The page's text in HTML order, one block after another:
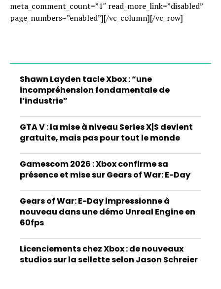
meta_comment_count=”1″ read_more_link=”disabled”
page_numbers=”enabled”][/vc_column][/vc_row]
Shawn Layden tacle Xbox : “une
incompréhension fondamentale de
l’industrie”
GTA V : la mise à niveau Series X|S devient
gratuite, mais pas pour tout le monde
Gamescom 2026 : Xbox confirme sa
présence et mise sur Gears of War: E-Day
Gears of War: E-Day impressionne à
nouveau dans une démo Unreal Engine en
60fps
Licenciements chez Xbox : de nouveaux
studios sur la sellette selon Jason Schreier